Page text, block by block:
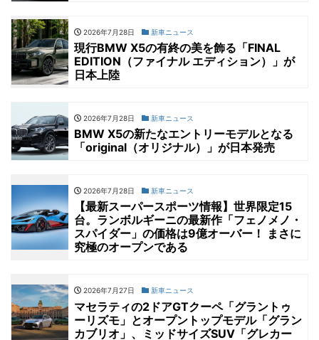
2026年7月28日 新車ニュース
現行BMW X5の有終の美を飾る「FINAL
EDITION（ファイナル エディション）」が
日本上陸
2026年7月28日 新車ニュース
BMW X5の新たなエントリーモデルとなる
「original（オリジナル）」が日本発売
2026年7月28日 新車ニュース
【最新スーパースポーツ情報】世界限定15
台。ランボルギーニの最新作「フェノメノ・
スパイダー」の価格は9億オーバー！ まさに
究極のオープンである
2026年7月27日 新車ニュース
マセラティの2ドアGTクーペ「グラントゥ
ーリズモ」とオープントップモデル「グラン
カブリオ」、ミッドサイズSUV「グレカー